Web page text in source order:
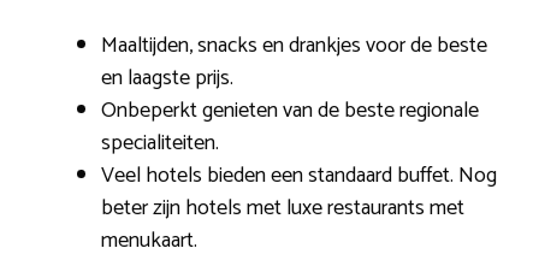
Maaltijden, snacks en drankjes voor de beste
en laagste prijs.
Onbeperkt genieten van de beste regionale
specialiteiten.
Veel hotels bieden een standaard buffet. Nog
beter zijn hotels met luxe restaurants met
menukaart.